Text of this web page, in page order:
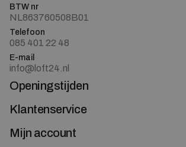
BTW nr
NL863760508B01
Telefoon
085 401 22 48
E-mail
info@loft24.nl
Openingstijden
Klantenservice
Mijn account